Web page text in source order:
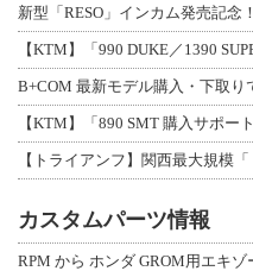
【KTM】「990 DUKE／1390
【KTM】「890 SMT 購入サポー
カスタムパーツ情報